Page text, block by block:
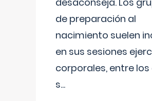
de preparación al
nacimiento suelen
en sus sesiones
corporales, entre los
s...